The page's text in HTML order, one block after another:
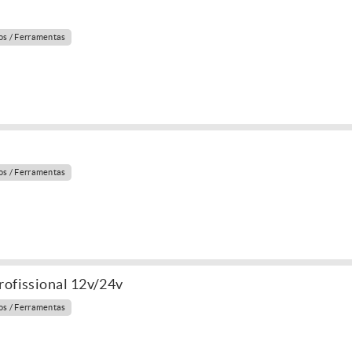
/ Ferramentas
/ Ferramentas
12v/24v
/ Ferramentas